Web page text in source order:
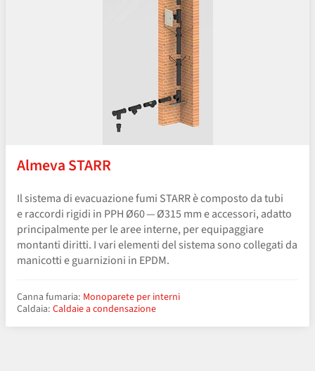
Almeva STARR
Il sistema di evacuazione fumi STARR è composto da tubi
e raccordi rigidi in PPH Ø60 — Ø315 mm e accessori, adatto
principalmente per le aree interne, per equipaggiare
montanti diritti. I vari elementi del sistema sono collegati da
manicotti e guarnizioni in EPDM.
Canna fumaria: Monoparete per interni
Caldaia: Caldaie a condensazione